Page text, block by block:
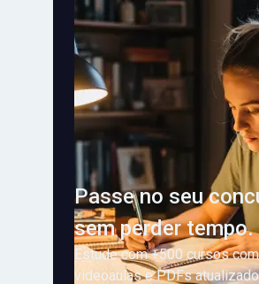
Passe no seu
sem perder tempo.
Estude com +500 cursos
videoaulas e PDFs